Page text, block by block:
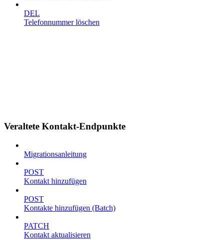
DEL
Telefonnummer löschen
Veraltete Kontakt-Endpunkte
Migrationsanleitung
POST
Kontakt hinzufügen
POST
Kontakte hinzufügen (Batch)
PATCH
Kontakt aktualisieren